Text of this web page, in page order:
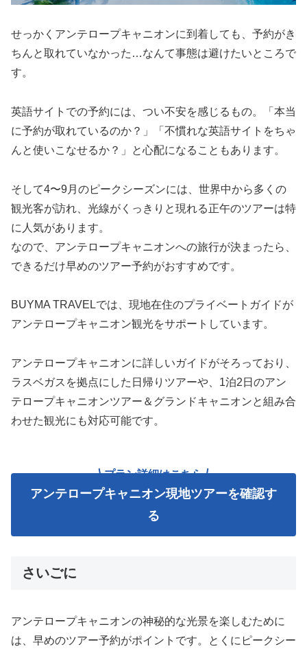
せっかくアンテロープキャニオンに到着しても、予約がき
ちんと取れていなかった…なんて事態は避けたいところで
す。
英語サイトでの予約には、つい不安を感じるもの。「本当
に予約が取れているのか？」「不慣れな英語サイトをちゃ
んと使いこなせるか？」と心配になることもあります。
そして4〜9月のピークシーズンには、世界中から多くの
観光客が訪れ、光線がくっきりと現れる正午のツアーは特
に人気があります。
なので、アンテロープキャニオンへの旅行が決まったら、
できるだけ早めのツアー予約がおすすめです。
BUYMA TRAVELでは、現地在住のプライベートガイドが
アンテロープキャニオン観光をサポートしています。
アンテロープキャニオンに詳しいガイドがそろっており、
ラスベガスを拠点にした日帰りツアーや、1泊2日のアン
テロープキャニオンツアー＆グランドキャニオンと組み合
わせた観光にも対応可能です。
プラン詳細はこちら
アンテロープキャニオン現地ツアーを確認す
る
さいごに
アンテロープキャニオンの神秘的な光景を楽しむために
は、早めのツアー予約がポイントです。とくにピークシー